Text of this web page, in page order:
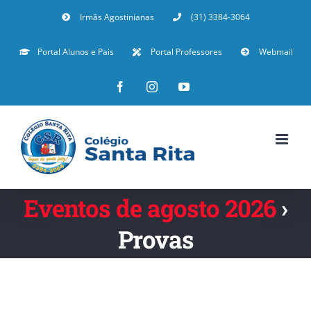
Irmãs Agostinianas (31) 3384-3064
Portal Alunos e Pais Portal Professores Webmail
Eventos de agosto 2026›
Provas